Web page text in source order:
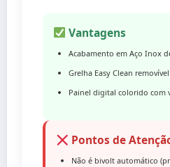
Vantagens
Acabamento em Aço Inox
Grelha Easy Clean
Painel digital colorido com
Pontos de
Não é bivolt automático